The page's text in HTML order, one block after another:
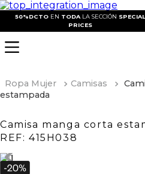
50%DCTO EN TODA LA SECCIÓN SPECIAL
PRICES
Ropa Mujer Camisas
estampada
Camisa manga corta
REF: 415H038